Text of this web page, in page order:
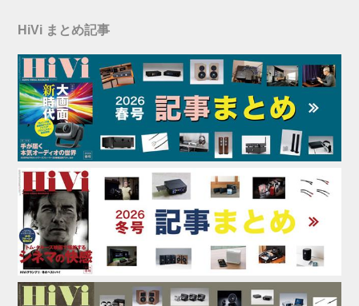
HiVi まとめ記事